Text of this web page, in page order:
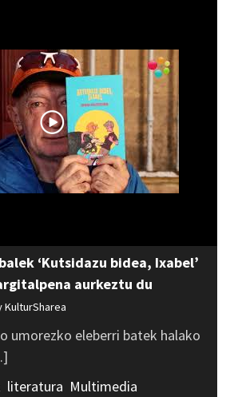
‘Kutsidazu bidea, Ixabel’
aurkeztu du
KulturSharea
umorezko eleberri batek halako
literatura Multimedia